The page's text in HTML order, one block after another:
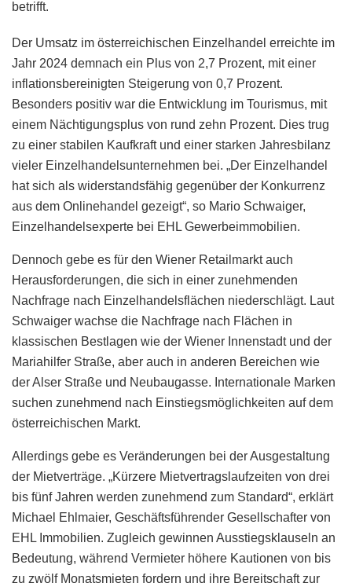
betrifft.
Der Umsatz im österreichischen Einzelhandel erreichte im
Jahr 2024 demnach ein Plus von 2,7 Prozent, mit einer
inflationsbereinigten Steigerung von 0,7 Prozent.
Besonders positiv war die Entwicklung im Tourismus, mit
einem Nächtigungsplus von rund zehn Prozent. Dies trug
zu einer stabilen Kaufkraft und einer starken Jahresbilanz
vieler Einzelhandelsunternehmen bei. „Der Einzelhandel
hat sich als widerstandsfähig gegenüber der Konkurrenz
aus dem Onlinehandel gezeigt“, so Mario Schwaiger,
Einzelhandelsexperte bei EHL Gewerbeimmobilien.
Dennoch gebe es für den Wiener Retailmarkt auch
Herausforderungen, die sich in einer zunehmenden
Nachfrage nach Einzelhandelsflächen niederschlägt. Laut
Schwaiger wachse die Nachfrage nach Flächen in
klassischen Bestlagen wie der Wiener Innenstadt und der
Mariahilfer Straße, aber auch in anderen Bereichen wie
der Alser Straße und Neubaugasse. Internationale Marken
suchen zunehmend nach Einstiegsmöglichkeiten auf dem
österreichischen Markt.
Allerdings gebe es Veränderungen bei der Ausgestaltung
der Mietverträge. „Kürzere Mietvertragslaufzeiten von drei
bis fünf Jahren werden zunehmend zum Standard“, erklärt
Michael Ehlmaier, Geschäftsführender Gesellschafter von
EHL Immobilien. Zugleich gewinnen Ausstiegsklauseln an
Bedeutung, während Vermieter höhere Kautionen von bis
zu zwölf Monatsmieten fordern und ihre Bereitschaft zur